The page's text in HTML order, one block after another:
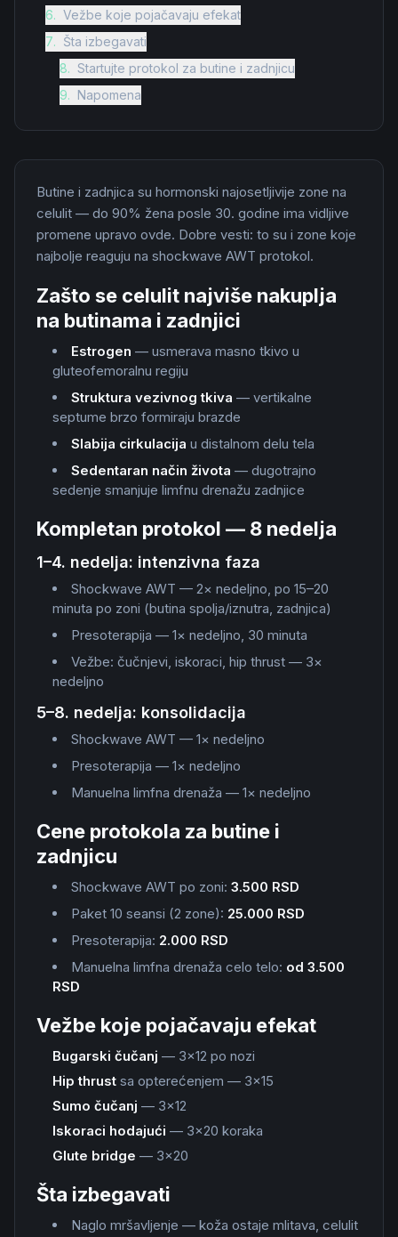
6. Vežbe koje pojačavaju efekat
7. Šta izbegavati
8. Startujte protokol za butine i zadnjicu
9. Napomena
Butine i zadnjica su hormonski najosetljivije zone na
celulit — do 90% žena posle 30. godine ima vidljive
promene upravo ovde. Dobre vesti: to su i zone koje
najbolje reaguju na shockwave AWT protokol.
Zašto se celulit najviše nakuplja
na butinama i zadnjici
Estrogen — usmerava masno tkivo u
gluteofemoralnu regiju
Struktura vezivnog tkiva — vertikalne
septume brzo formiraju brazde
Slabija cirkulacija u distalnom delu tela
Sedentaran način života — dugotrajno
sedenje smanjuje limfnu drenažu zadnjice
Kompletan protokol — 8 nedelja
1–4. nedelja: intenzivna faza
Shockwave AWT — 2× nedeljno, po 15–20
minuta po zoni (butina spolja/iznutra, zadnjica)
Presoterapija — 1× nedeljno, 30 minuta
Vežbe: čučnjevi, iskoraci, hip thrust — 3×
nedeljno
5–8. nedelja: konsolidacija
Shockwave AWT — 1× nedeljno
Presoterapija — 1× nedeljno
Manuelna limfna drenaža — 1× nedeljno
Cene protokola za butine i
zadnjicu
Shockwave AWT po zoni: 3.500 RSD
Paket 10 seansi (2 zone): 25.000 RSD
Presoterapija: 2.000 RSD
Manuelna limfna drenaža celo telo: od 3.500
RSD
Vežbe koje pojačavaju efekat
Bugarski čučanj — 3×12 po nozi
Hip thrust sa opterećenjem — 3×15
Sumo čučanj — 3×12
Iskoraci hodajući — 3×20 koraka
Glute bridge — 3×20
Šta izbegavati
Naglo mršavljenje — koža ostaje mlitava, celulit